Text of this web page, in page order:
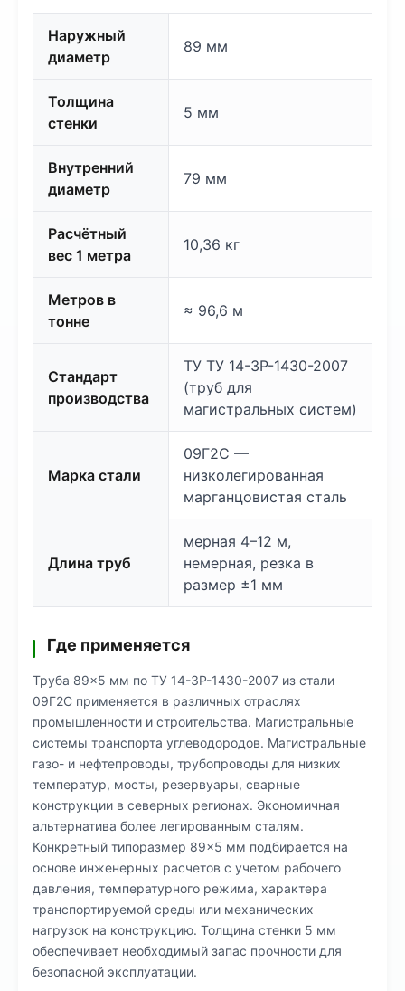
Наружный
диаметр
89 мм
Толщина
стенки
5 мм
Внутренний
диаметр
79 мм
Расчётный
вес 1 метра
10,36 кг
Метров в
тонне
≈ 96,6 м
Стандарт
производства
ТУ ТУ 14-3Р-1430-2007
(труб для
магистральных систем)
Марка стали
09Г2С —
низколегированная
марганцовистая сталь
Длина труб
мерная 4–12 м,
немерная, резка в
размер ±1 мм
Где применяется
Труба 89×5 мм по ТУ 14-3Р-1430-2007 из стали
09Г2С применяется в различных отраслях
промышленности и строительства. Магистральные
системы транспорта углеводородов. Магистральные
газо- и нефтепроводы, трубопроводы для низких
температур, мосты, резервуары, сварные
конструкции в северных регионах. Экономичная
альтернатива более легированным сталям.
Конкретный типоразмер 89×5 мм подбирается на
основе инженерных расчетов с учетом рабочего
давления, температурного режима, характера
транспортируемой среды или механических
нагрузок на конструкцию. Толщина стенки 5 мм
обеспечивает необходимый запас прочности для
безопасной эксплуатации.